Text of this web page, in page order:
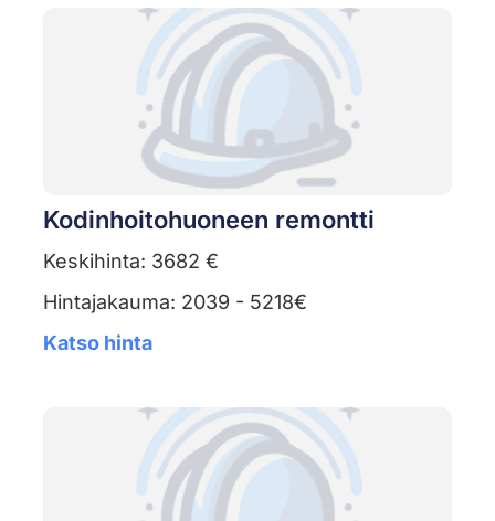
Kodinhoitohuoneen remontti
Keskihinta: 3682 €
Hintajakauma: 2039 - 5218€
Katso hinta